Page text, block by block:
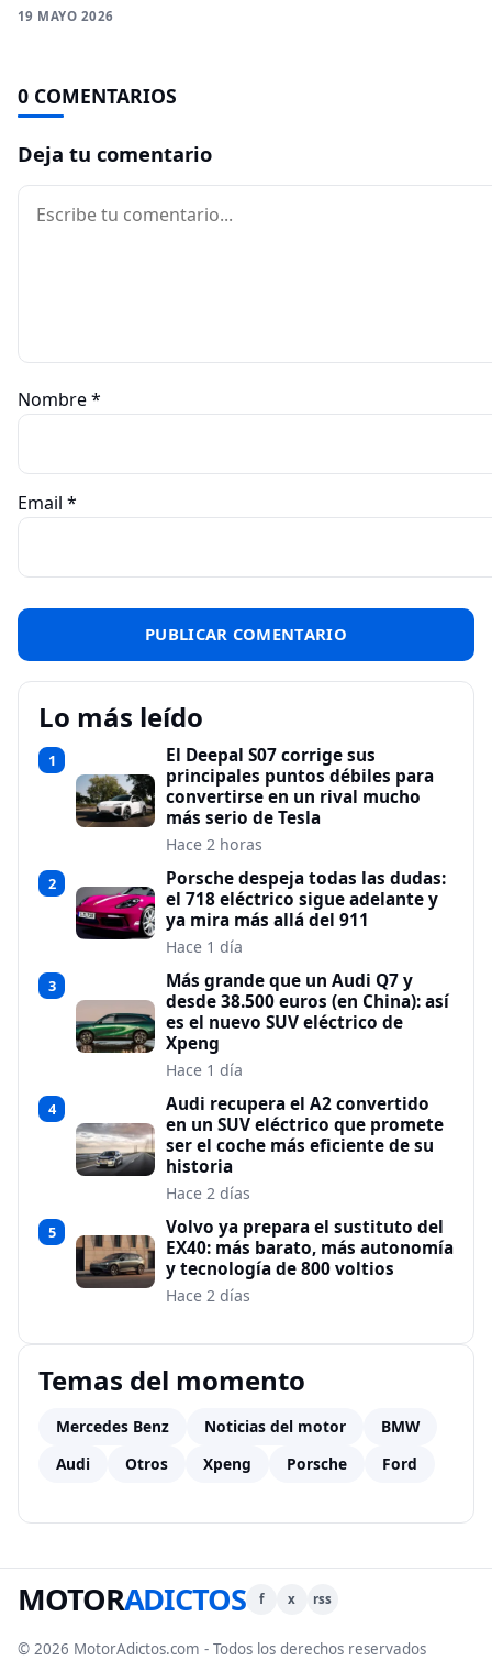
19 MAYO 2026
0 COMENTARIOS
Deja tu comentario
Comentario
Nombre*
Email *
Lo más leído
1
El Deepal S07 corrige sus
principales puntos débiles para
convertirse en un rival mucho
más serio de Tesla
Hace 2 horas
2
Porsche despeja todas las dudas:
el 718 eléctrico sigue adelante y
ya mira más allá del 911
Hace 1 día
3
Más grande que un Audi Q7 y
desde 38.500 euros (en China): así
es el nuevo SUV eléctrico de
Xpeng
Hace 1 día
4
Audi recupera el A2 convertido
en un SUV eléctrico que promete
ser el coche más eficiente de su
historia
Hace 2 días
5
Volvo ya prepara el sustituto del
EX40: más barato, más autonomía
y tecnología de 800 voltios
Hace 2 días
Temas del momento
Mercedes Benz Noticias del motor
BMW
Audi
Otros Xpeng Porsche Ford
MOTORADICTOS f x rss
© 2026 MotorAdictos.com - Todos los derechos reservados